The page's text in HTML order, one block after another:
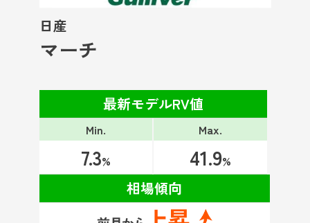
日産
マーチ
最新モデルRV値
Min.
7.3%
Max.
41.9%
相場傾向